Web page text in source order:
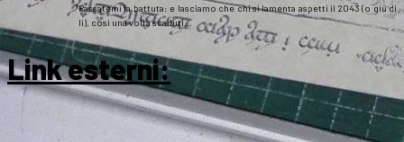
Passatemi la battuta: e lasciamo che chi si lamenta aspetti il 2043 (o giù di
lì), così una volta scaduti…
Link esterni: